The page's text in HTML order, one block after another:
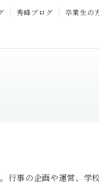
秀峰ブログ 卒業生の
行事の企画や運営、学